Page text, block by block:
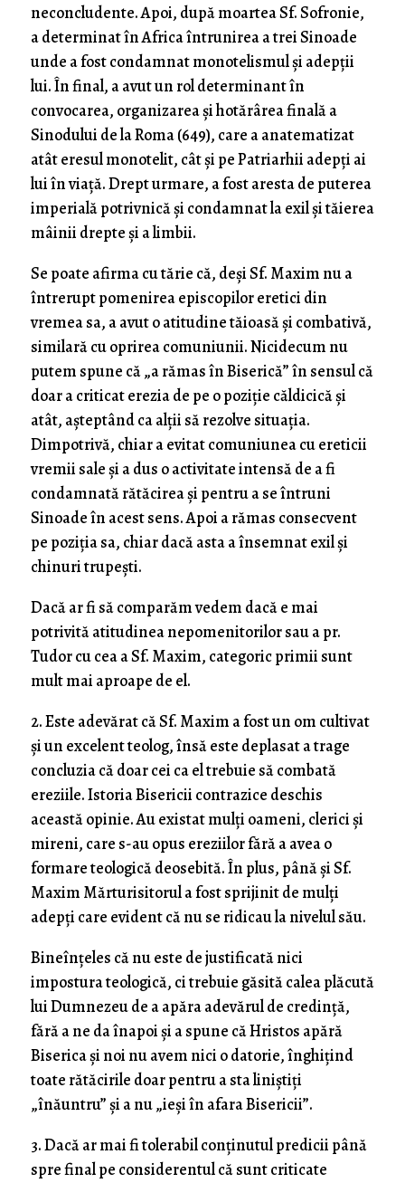
neconcludente. Apoi, după moartea Sf. Sofronie,
a determinat în Africa întrunirea a trei Sinoade
unde a fost condamnat monotelismul și adepții
lui. În final, a avut un rol determinant în
convocarea, organizarea și hotărârea finală a
Sinodului de la Roma (649), care a anatematizat
atât eresul monotelit, cât și pe Patriarhii adepți ai
lui în viață. Drept urmare, a fost aresta de puterea
imperială potrivnică și condamnat la exil și tăierea
mâinii drepte și a limbii.
Se poate afirma cu tărie că, deși Sf. Maxim nu a
întrerupt pomenirea episcopilor eretici din
vremea sa, a avut o atitudine tăioasă și combativă,
similară cu oprirea comuniunii. Nicidecum nu
putem spune că „a rămas în Biserică” în sensul că
doar a criticat erezia de pe o poziție căldicică și
atât, așteptând ca alții să rezolve situația.
Dimpotrivă, chiar a evitat comuniunea cu ereticii
vremii sale și a dus o activitate intensă de a fi
condamnată rătăcirea și pentru a se întruni
Sinoade în acest sens. Apoi a rămas consecvent
pe poziția sa, chiar dacă asta a însemnat exil și
chinuri trupești.
Dacă ar fi să comparăm vedem dacă e mai
potrivită atitudinea nepomenitorilor sau a pr.
Tudor cu cea a Sf. Maxim, categoric primii sunt
mult mai aproape de el.
2. Este adevărat că Sf. Maxim a fost un om cultivat
și un excelent teolog, însă este deplasat a trage
concluzia că doar cei ca el trebuie să combată
ereziile. Istoria Bisericii contrazice deschis
această opinie. Au existat mulți oameni, clerici și
mireni, care s-au opus ereziilor fără a avea o
formare teologică deosebită. În plus, până și Sf.
Maxim Mărturisitorul a fost sprijinit de mulți
adepți care evident că nu se ridicau la nivelul său.
Bineînțeles că nu este de justificată nici
impostura teologică, ci trebuie găsită calea plăcută
lui Dumnezeu de a apăra adevărul de credință,
fără a ne da înapoi și a spune că Hristos apără
Biserica și noi nu avem nici o datorie, înghițind
toate rătăcirile doar pentru a sta liniștiți
„înăuntru” și a nu „ieși în afara Bisericii”.
3. Dacă ar mai fi tolerabil conținutul predicii până
spre final pe considerentul că sunt criticate